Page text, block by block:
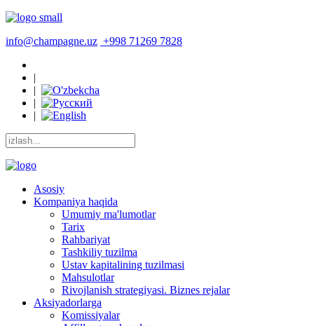
info@champagne.uz +998 71269 7828
|
|
|
|
Asosiy
Kompaniya haqida
Umumiy ma'lumotlar
Tarix
Rahbariyat
Tashkiliy tuzilma
Ustav kapitalining tuzilmasi
Mahsulotlar
Rivojlanish strategiyasi. Biznes rejalar
Aksiyadorlarga
Komissiyalar